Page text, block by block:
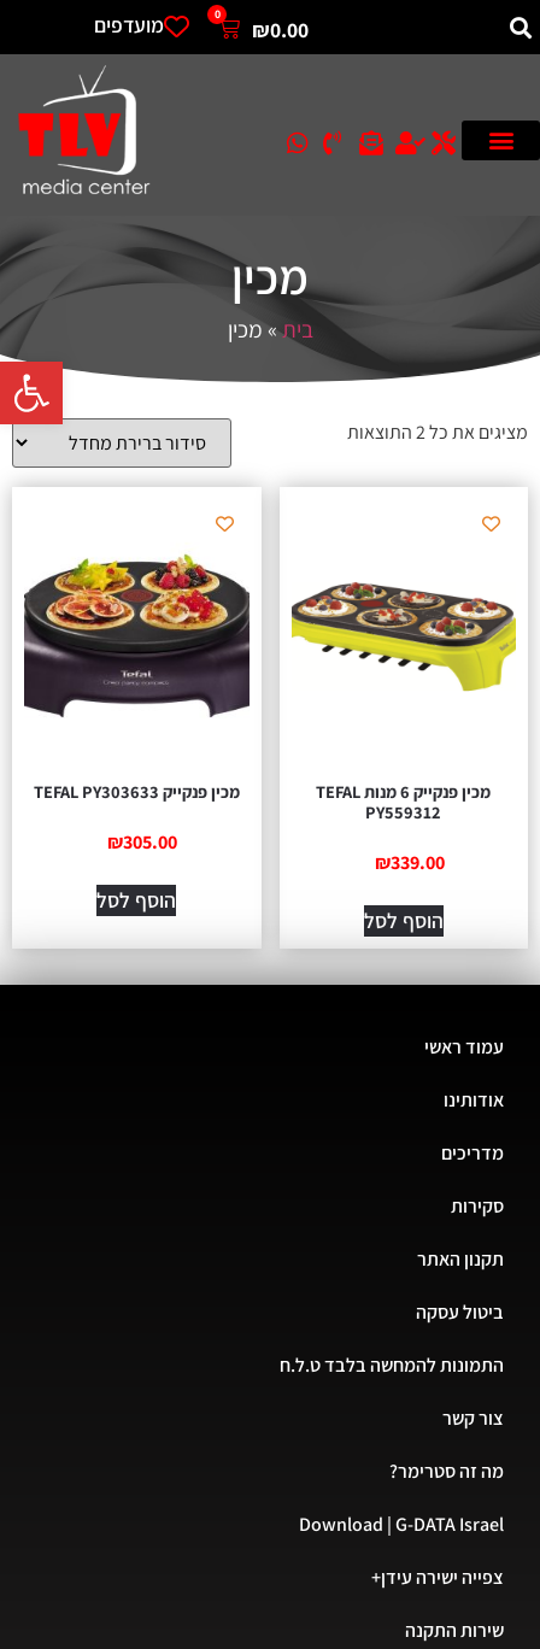
פתח
₪0.00
0 מועדפים
מכין
בית»מכין
מציגים את כל ⁦2⁩ התוצאות
מכין פנקייק 6 מנות TEFAL
PY559312
₪339.00
הוסף לסל
מכין פנקייק TEFAL PY303633
₪305.00
הוסף לסל
עמוד ראשי
אודותינו
מדריכים
סקירות
תקנון האתר
ביטול עסקה
התמונות להמחשה בלבד ט.ל.ח
צור קשר
מה זה סטרימר?
Download | G-DATA Israel
צפייה ישירה עידן+
שירות התקנה